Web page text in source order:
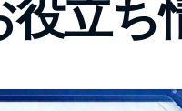
役立ち